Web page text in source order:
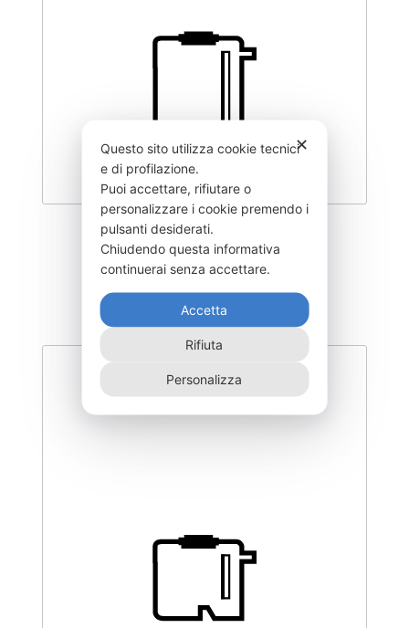
DEGK-300–CO
460,00€
✕
Questo sito utilizza cookie tecnici
e di profilazione.
Puoi accettare, rifiutare o
personalizzare i cookie premendo i
pulsanti desiderati.
Chiudendo questa informativa
continuerai senza accettare.
Accetta
Rifiuta
Personalizza